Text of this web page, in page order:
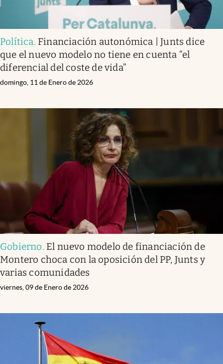
Política. Financiación autonómica | Junts dice
que el nuevo modelo no tiene en cuenta “el
diferencial del coste de vida”
domingo, 11 de Enero de 2026
Gobierno. El nuevo modelo de financiación de
Montero choca con la oposición del PP, Junts y
varias comunidades
viernes, 09 de Enero de 2026